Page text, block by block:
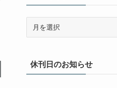
ブ休刊日のお知らせ